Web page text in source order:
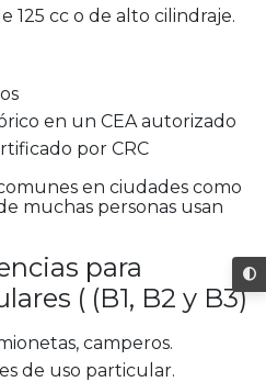
125 cc o de alto cilindraje.
en un CEA autorizado
por CRC
en ciudades como
muchas personas usan
para
( (B1, B2 y B3)
camperos.
de uso particular.